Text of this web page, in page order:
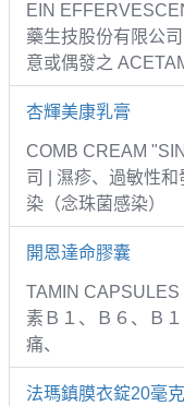
EIN
藥生技股份有限公
意或偶發之
杏輝美康乳膏
COMB CREAM
司 | 濕疹、過敏性
染（念珠菌感染）
開恩達命膠囊
TAMIN CAPSULES
素Ｂ１、Ｂ６、Ｂ
痛、
法瑪鎮膜衣錠20毫克